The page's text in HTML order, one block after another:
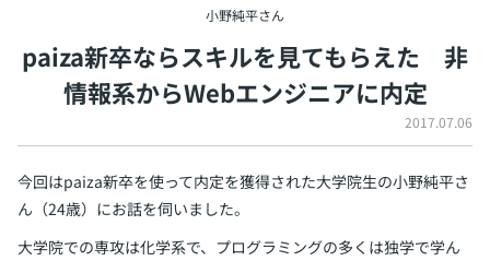
イベント・セミナー
就活成功ガイド
ナレッジ
リファレンス
プラン
評価結果一覧
再チャレンジ結果一覧
paiza times
note
小野純平さん
paiza新卒ならスキルを見てもらえた 非
情報系からWebエンジニアに内定
2017.07.06
今回はpaiza新卒を使って内定を獲得された大学院生の小野純平さ
ん（24歳）にお話を伺いました。
大学院での専攻は化学系で、プログラミングの多くは独学で学ん